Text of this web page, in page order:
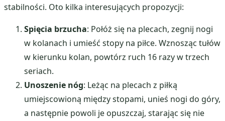
stabilności. Oto kilka interesujących propozycji:
Spięcia brzucha: Połóż się na plecach, zegnij nogi
w kolanach i umieść stopy na piłce. Wznosząc tułów
w kierunku kolan, powtórz ruch 16 razy w trzech
seriach.
Unoszenie nóg: Leżąc na plecach z piłką
umiejscowioną między stopami, unieś nogi do góry,
a następnie powoli je opuszczaj, starając się nie